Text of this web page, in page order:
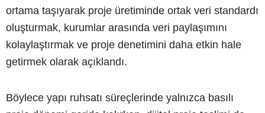
ortama taşıyarak proje üretiminde ortak veri standardı
oluşturmak, kurumlar arasında veri paylaşımını
kolaylaştırmak ve proje denetimini daha etkin hale
getirmek olarak açıklandı.
Böylece yapı ruhsatı süreçlerinde yalnızca basılı